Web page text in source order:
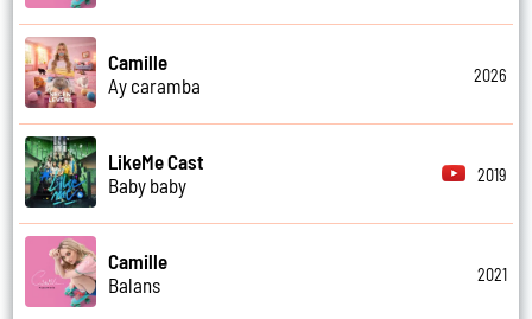
Camille
Ay caramba
2026
LikeMe Cast
Baby baby
2019
Camille
Balans
2021